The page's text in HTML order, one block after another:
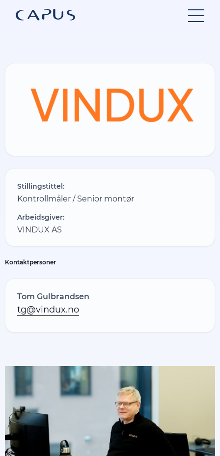
innhold
Stillingstittel:
Kontrollmåler / Senior montør
Arbeidsgiver:
VINDUX AS
Kontaktpersoner
Tom Gulbrandsen
tg@vindux.no